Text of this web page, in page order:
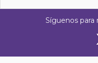
Síguenos